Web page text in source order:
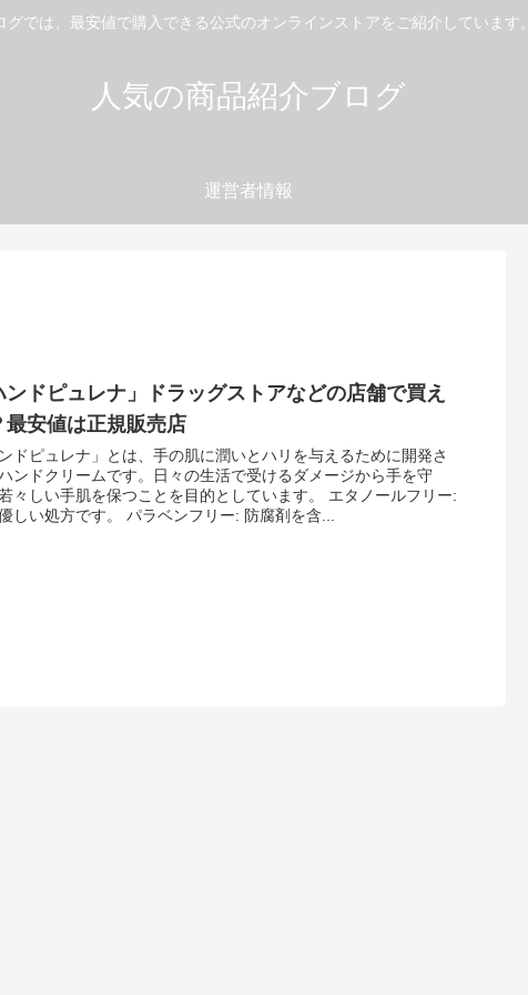
グでは、最安値で購入できる公式のオンラインストアをご紹介しています。
人気の商品紹介ブログ
運営者情報
ンドピュレナ」ドラッグストアなどの店舗で買え
最安値は正規販売店
ドピュレナ」とは、手の肌に潤いとハリを与えるために開発さ
ンドクリームです。日々の生活で受けるダメージから手を守
々しい手肌を保つことを目的としています。 エタノールフリー:
しい処方です。 パラベンフリー: 防腐剤を含...